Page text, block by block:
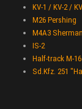
KV-1 / KV-2 /
M26 Pershing
M4A3 Sherman
IS-2
Half-track M-16
Sd.Kfz. 251